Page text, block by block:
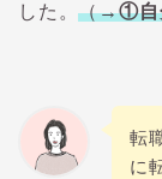
した。（→①自
転
に